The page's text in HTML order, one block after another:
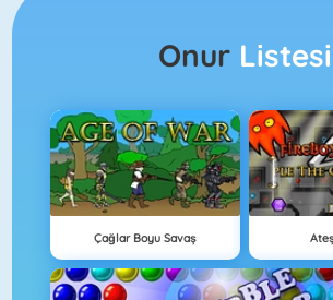
Onur Listesi
Çağlar Boyu Savaş